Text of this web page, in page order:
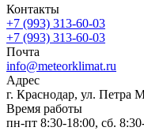
Контакты
+7 (993) 313-60-03
+7 (993) 313-60-03
Почта
info@meteorklimat.ru
Адрес
г. Краснодар, ул. Петра
Время работы
пн-пт 8:30-18:00, сб.